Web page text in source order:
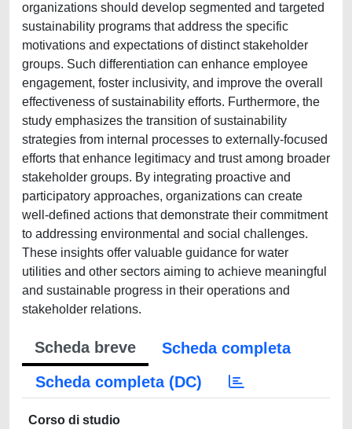
organizations should develop segmented and targeted
sustainability programs that address the specific
motivations and expectations of distinct stakeholder
groups. Such differentiation can enhance employee
engagement, foster inclusivity, and improve the overall
effectiveness of sustainability efforts. Furthermore, the
study emphasizes the transition of sustainability
strategies from internal processes to externally-focused
efforts that enhance legitimacy and trust among broader
stakeholder groups. By integrating proactive and
participatory approaches, organizations can create
well-defined actions that demonstrate their commitment
to addressing environmental and social challenges.
These insights offer valuable guidance for water
utilities and other sectors aiming to achieve meaningful
and sustainable progress in their operations and
stakeholder relations.
Scheda breve
Scheda completa
Scheda completa (DC)
Corso di studio